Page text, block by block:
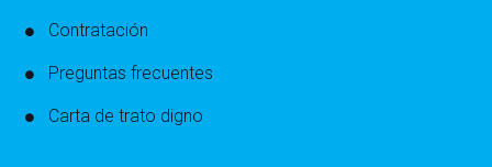
Contratación
Preguntas frecuentes
Carta de trato digno